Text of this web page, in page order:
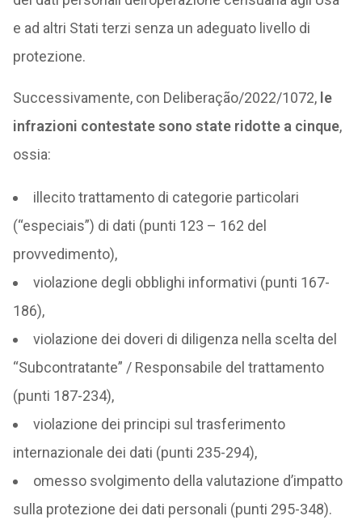
e ad altri Stati terzi senza un adeguato livello di
protezione.
Successivamente, con Deliberação/2022/1072, le
infrazioni contestate sono state ridotte a cinque,
ossia:
illecito trattamento di categorie particolari
(“especiais”) di dati (punti 123 – 162 del
provvedimento),
violazione degli obblighi informativi (punti 167-
186),
violazione dei doveri di diligenza nella scelta del
“Subcontratante” / Responsabile del trattamento
(punti 187-234),
violazione dei principi sul trasferimento
internazionale dei dati (punti 235-294),
omesso svolgimento della valutazione d’impatto
sulla protezione dei dati personali (punti 295-348).